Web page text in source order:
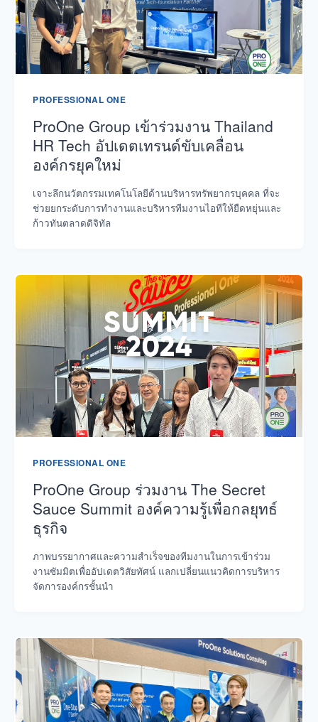
PROFESSIONAL ONE
ProOne Group เข้าร่วมงาน Thailand
HR Tech อัปเดตเทรนด์ขับเคลื่อน
องค์กรยุคใหม่
เจาะลึกนวัตกรรมเทคโนโลยีด้านบริหารทรัพยากรบุคคล ที่จะ
ช่วยยกระดับการทำงานและบริหารทีมงานไอทีให้ยืดหยุ่นและ
ก้าวทันตลาดดิจิทัล
PROFESSIONAL ONE
ProOne Group ร่วมงาน The Secret
Sauce Summit องค์ความรู้เพื่อกลยุทธ์
ธุรกิจ
ภาพบรรยากาศและความสำเร็จของทีมงานในการเข้าร่วม
งานซัมมิตเพื่ออัปเดตวิสัยทัศน์ แลกเปลี่ยนแนวคิดการบริหาร
จัดการองค์กรชั้นนำ